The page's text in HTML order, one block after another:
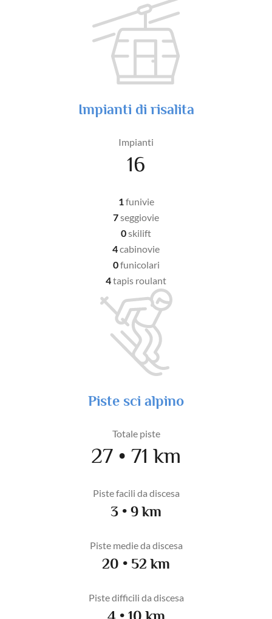
Impianti di risalita
Impianti
16
1funivie
7seggiovie
0skilift
4cabinovie
0funicolari
4tapis roulant
Piste sci alpino
Totale piste
27 • 71 km
Piste facili da discesa
3 • 9 km
Piste medie da discesa
20 • 52 km
Piste difficili da discesa